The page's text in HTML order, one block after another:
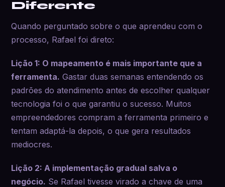
Diferente
Quando perguntado sobre o que aprendeu com o
processo, Rafael foi direto:
Lição 1: O mapeamento é mais importante que a
ferramenta. Gastar duas semanas entendendo os
padrões do atendimento antes de escolher qualquer
tecnologia foi o que garantiu o sucesso. Muitos
empreendedores compram a ferramenta primeiro e
tentam adaptá-la depois, o que gera resultados
mediocres.
Lição 2: A implementação gradual salva o
negócio. Se Rafael tivesse virado a chave de uma